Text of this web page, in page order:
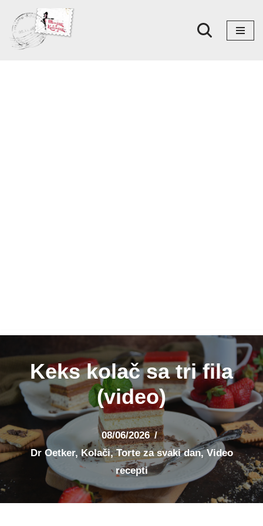
Skoči
na
Keks kolač sa tri fila
(video)
08/06/2026
Dr Oetker,Kolači,Torte za svaki dan,Video
recepti